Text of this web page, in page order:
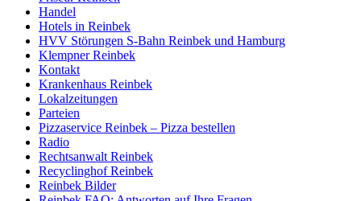
Handel
Hotels in Reinbek
HVV Störungen S-Bahn Reinbek und Hamburg
Klempner Reinbek
Kontakt
Krankenhaus Reinbek
Lokalzeitungen
Parteien
Pizzaservice Reinbek – Pizza bestellen
Radio
Rechtsanwalt Reinbek
Recyclinghof Reinbek
Reinbek Bilder